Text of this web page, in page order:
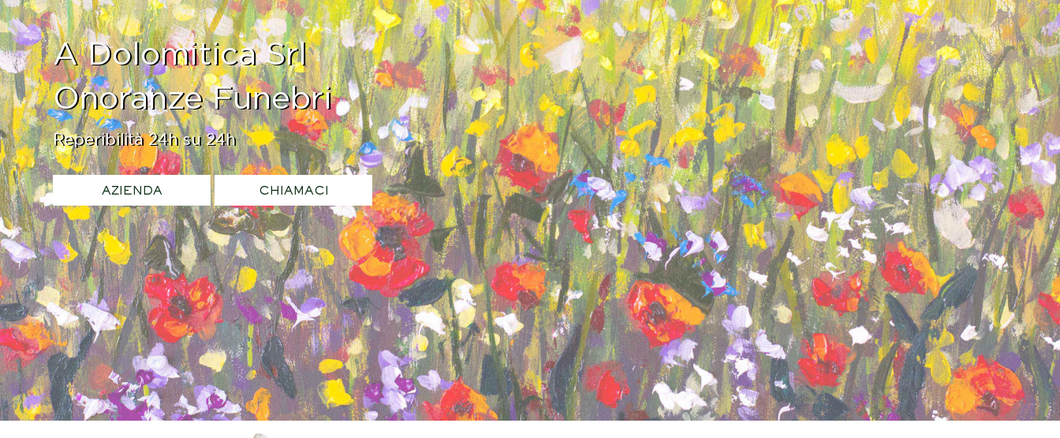
A Dolomitica Srl
Onoranze Funebri
Reperibilità 24h su 24h
AZIENDA CHIAMACI